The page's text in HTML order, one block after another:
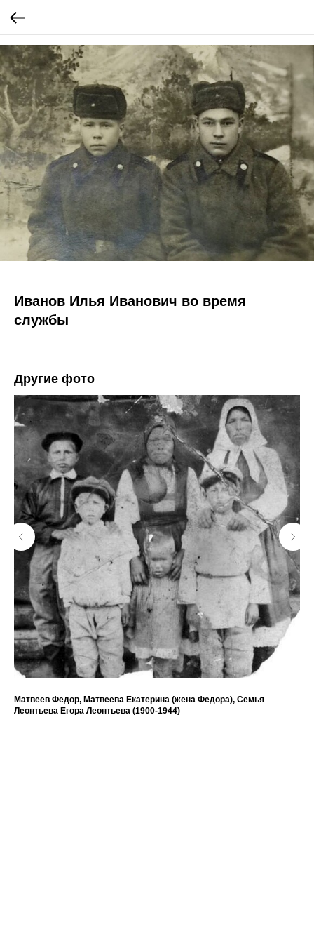
Иванов Илья Иванович во время
службы
Другие фото
Матвеев Федор, Матвеева Екатерина (жена Федора), Семья
Леонтьева Егора Леонтьева (1900-1944)